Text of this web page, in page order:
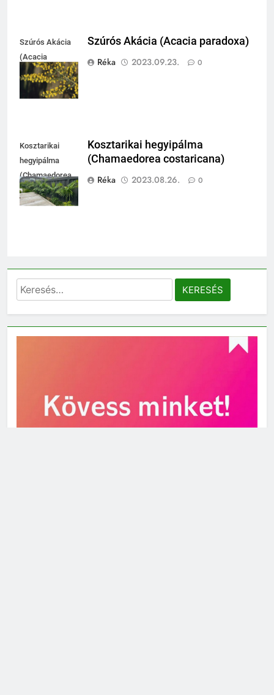
Szúrós Akácia
(Acacia
paradoxa)
Szúrós Akácia (Acacia paradoxa)
Réka
2023.09.23. 0
Kosztarikai
hegyipálma
(Chamaedorea
costaricana)
Kosztarikai hegyipálma
(Chamaedorea costaricana)
Réka
2023.08.26. 0
Keresés: